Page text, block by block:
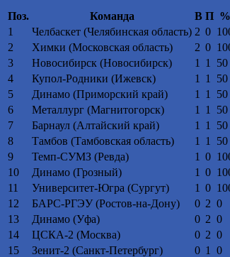
Поз. Команда В П %
1
Челбаскет (Челябинская область) 2 0
2
Химки (Московская область) 2 0
3
Новосибирск (Новосибирск) 1 1 50
4
Купол-Родники (Ижевск) 1 1 50
5
Динамо (Приморский край) 1 1 50
6
Металлург (Магнитогорск) 1 1 50
7
Барнаул (Алтайский край) 1 1 50
8
Тамбов (Тамбовская область) 1 1 50
9
Темп-СУМЗ (Ревда) 1 0
10
Динамо (Грозный) 1 0
11
Университет-Югра (Сургут) 1 0
12
БАРС-РГЭУ (Ростов-на-Дону) 0 2 0
13
Динамо (Уфа) 0 2 0
14
ЦСКА-2 (Москва) 0 2 0
15
Зенит-2 (Санкт-Петербург) 0 1 0